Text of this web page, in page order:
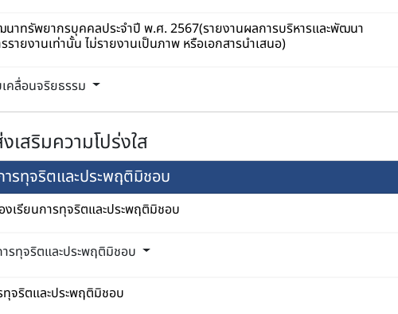
นาทรัพยากรบุคคลประจำปี พ.ศ. 2567(รายงานผลการบริหารและพัฒนา
ายงานเท่านั้น ไม่รายงานเป็นภาพ หรือเอกสารนำเสนอ)
คลื่อนจริยธรรม
สริมความโปร่งใส
ารทุจริตและประพฤติมิชอบ
เรียนการทุจริตและประพฤติมิชอบ
รทุจริตและประพฤติมิชอบ
จริตและประพฤติมิชอบ